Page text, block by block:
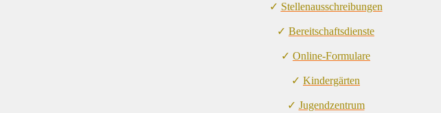
✓ Stellenausschreibungen
✓ Bereitschaftsdienste
✓ Online-Formulare
✓ Kindergärten
✓ Jugendzentrum